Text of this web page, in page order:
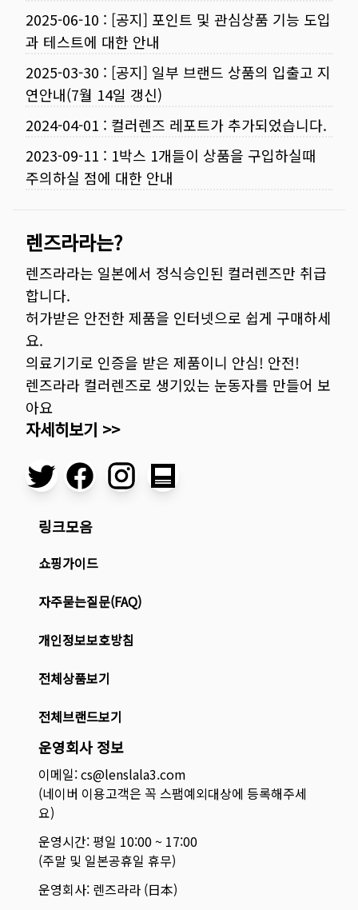
2025-06-10 : [공지] 포인트 및 관심상품 기능 도입
과 테스트에 대한 안내
2025-03-30 : [공지] 일부 브랜드 상품의 입출고 지
연안내(7월 14일 갱신)
2024-04-01 : 컬러렌즈 레포트가 추가되었습니다.
2023-09-11 : 1박스 1개들이 상품을 구입하실때
주의하실 점에 대한 안내
렌즈라라는?
렌즈라라는 일본에서 정식승인된 컬러렌즈만 취급
합니다.
허가받은 안전한 제품을 인터넷으로 쉽게 구매하세
요.
의료기기로 인증을 받은 제품이니 안심! 안전!
렌즈라라 컬러렌즈로 생기있는 눈동자를 만들어 보
아요
자세히보기 >>
링크모음
쇼핑가이드
자주묻는질문(FAQ)
개인정보보호방침
전체상품보기
전체브랜드보기
운영회사 정보
이메일: cs@lenslala3.com
(네이버 이용고객은 꼭 스팸예외대상에 등록해주세
요)
운영시간: 평일 10:00 ~ 17:00
(주말 및 일본공휴일 휴무)
운영회사: 렌즈라라 (日本)